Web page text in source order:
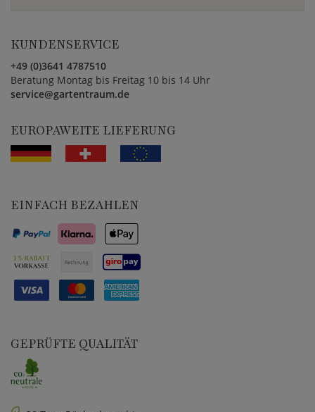
KUNDENSERVICE
+49 (0)3641 4787510
Beratung Montag bis Freitag 10 bis 14 Uhr
service@gartentraum.de
EUROPAWEITE LIEFERUNG
EINFACH BEZAHLEN
GEPRÜFTE QUALITÄT